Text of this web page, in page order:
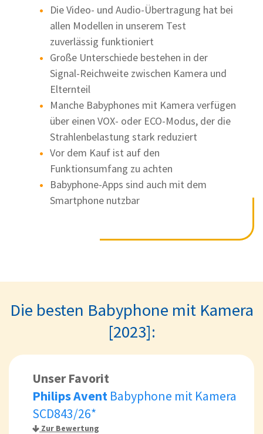
Die Video- und Audio-Übertragung hat bei
allen Modellen in unserem Test
zuverlässig funktioniert
Große Unterschiede bestehen in der
Signal-Reichweite zwischen Kamera und
Elternteil
Manche Babyphones mit Kamera verfügen
über einen VOX- oder ECO-Modus, der die
Strahlenbelastung stark reduziert
Vor dem Kauf ist auf den
Funktionsumfang zu achten
Babyphone-Apps sind auch mit dem
Smartphone nutzbar
Die besten Babyphone mit Kamera
[2023]:
Unser Favorit
Philips Avent Babyphone mit Kamera
SCD843/26*
Zur Bewertung